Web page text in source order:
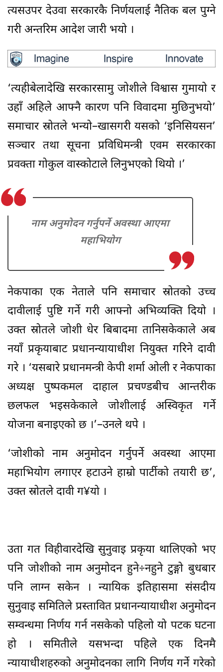
त्यसउपर देउवा सरकारकै निर्णयलाई नैतिक बल पुग्ने
गरी अन्तरिम आदेश जारी भयो ।
‘त्यहीबेलादेखि सरकारसामु जोशीले विश्वास गुमायो र
उहाँ अहिले आफ्नै कारण पनि विवादमा मुछिनुभयो’
समाचार स्रोतले भन्यो–खासगरी यसको ‘इनिसियसन’
सञ्चार तथा सूचना प्रविधिमन्त्री एवम सरकारका
प्रवक्ता गोकुल वास्कोटाले लिनुभएको थियो ।’
नाम अनुमोदन गर्नुपर्ने अवस्था आएमा
महाभियोग
नेकपाका एक नेताले पनि समाचार स्रोतको उच्च
दावीलाई पुष्टि गर्ने गरी आफ्नो अभिव्यक्ति दियो ।
उक्त स्रोतले जोशी धेर बिबादमा तानिसकेकाले अब
नयाँ प्रकृयाबाट प्रधानन्यायाधीश नियुक्त गरिने दावी
गरे । ‘यसबारे प्रधानमन्त्री केपी शर्मा ओली र नेकपाका
अध्यक्ष पुष्पकमल दाहाल प्रचण्डबीच आन्तरीक
छलफल भइसकेकाले जोशीलाई अस्विकृत गर्ने
योजना बनाइएको छ ।’–उनले थपे ।
‘जोशीको नाम अनुमोदन गर्नुपर्ने अवस्था आएमा
महाभियोग लगाएर हटाउने हाम्रो पार्टीको तयारी छ’,
उक्त स्रोतले दावी ग¥यो ।
उता गत विहीवारदेखि सुनुवाइ प्रकृया थालिएको भए
पनि जोशीको नाम अनुमोदन हुने÷नहुने टुङ्गो बुधबार
पनि लाग्न सकेन । न्यायिक इतिहासमा संसदीय
सुनुवाइ समितिले प्रस्तावित प्रधानन्यायाधीश अनुमोदन
सम्वन्धमा निर्णय गर्न नसकेको पहिलो यो पटक घटना
हो । समितीले यसभन्दा पहिले एक दिनमै
न्यायाधीशहरुको अनुमोदनका लागि निर्णय गर्ने गरेको